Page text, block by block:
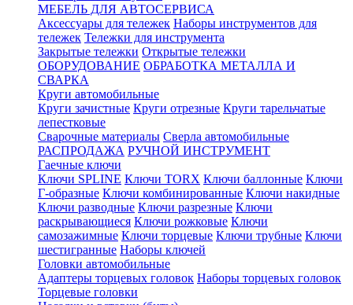
МЕБЕЛЬ ДЛЯ АВТОСЕРВИСА
Аксессуары для тележек Наборы инструментов для
тележек Тележки для инструмента
Закрытые тележки Открытые тележки
ОБОРУДОВАНИЕ ОБРАБОТКА МЕТАЛЛА И
СВАРКА
Круги автомобильные
Круги зачистные Круги отрезные Круги тарельчатые
лепестковые
Сварочные материалы Сверла автомобильные
РАСПРОДАЖА РУЧНОЙ ИНСТРУМЕНТ
Гаечные ключи
Ключи SPLINE Ключи TORX Ключи баллонные Ключи
Г-образные Ключи комбинированные Ключи накидные
Ключи разводные Ключи разрезные Ключи
раскрывающиеся Ключи рожковые Ключи
самозажимные Ключи торцевые Ключи трубные Ключи
шестигранные Наборы ключей
Головки автомобильные
Адаптеры торцевых головок Наборы торцевых головок
Торцевые головки